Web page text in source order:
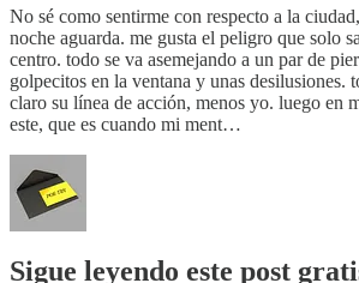
No sé como sentirme con respecto a la
noche aguarda. me gusta el peligro que solo
centro. todo se va asemejando a un par de
golpecitos en la ventana y unas desilusiones.
claro su línea de acción, menos yo. luego en
este, que es cuando mi ment…
Sigue leyendo este post